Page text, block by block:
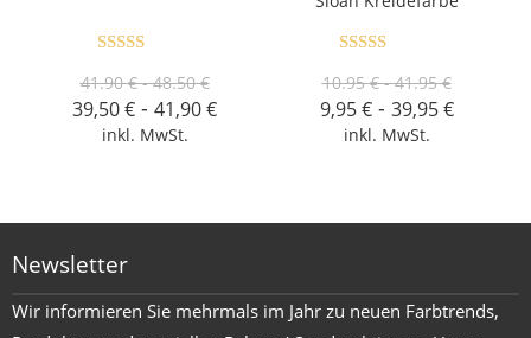
von 5
41.90 € - 48.50 €
39,50€ - 41,90€
inkl. MwSt.
10.95 € - 41.95 €
9,95€- 39,95€
inkl. MwSt.
Newsletter
Wir informieren Sie mehrmals im Jahr zu neuen Farbtrends,